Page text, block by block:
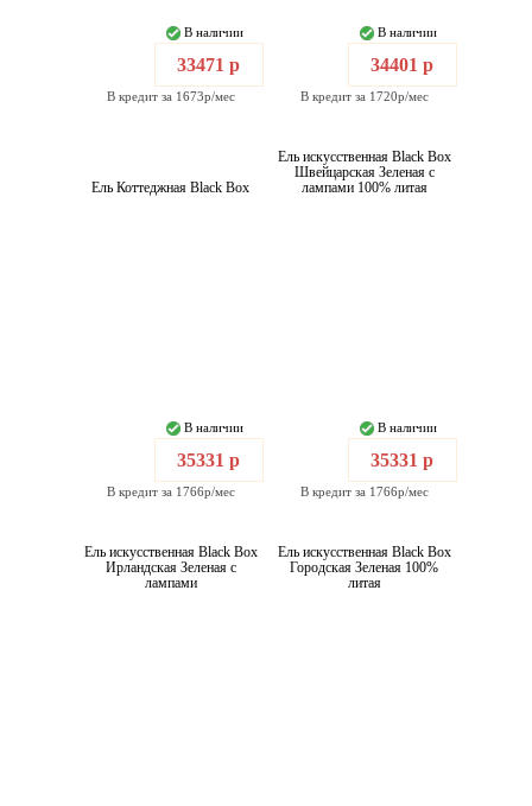
В наличии
33471 р
В кредит за 1673р/мес
В наличии
34401 р
В кредит за 1720р/мес
Ель Коттеджная Black Box
В наличии
35331 р
В кредит за 1766р/мес
Ель искусственная Black Box
Швейцарская Зеленая с
лампами 100% литая
В наличии
35331 р
В кредит за 1766р/мес
Ель искусственная Black Box
Ирландская Зеленая с
лампами
Ель искусственная Black Box
Городская Зеленая 100%
литая